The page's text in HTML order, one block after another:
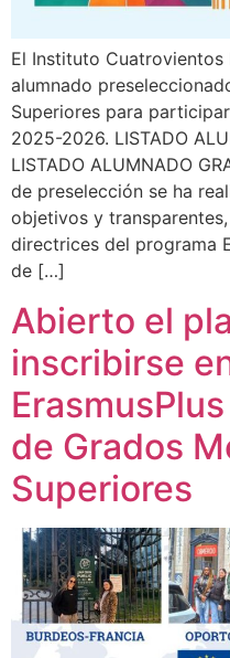
El Instituto
alumnado
Superiores para
2025-2026. LISTADO
LISTADO ALUMNADO
de preselección se ha
objetivos y
directrices del programa
de […]
Abierto el
inscribirse
de Grados
Superiores